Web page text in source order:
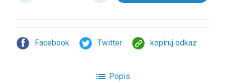
Facebook Twitter kopíruj odkaz
list Popis